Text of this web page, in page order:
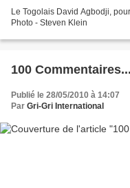
Le Togolais David Agbodji,
Photo - Steven Klein
100
Publié le 28/05/2010 à 14:07
Par Gri-Gri International